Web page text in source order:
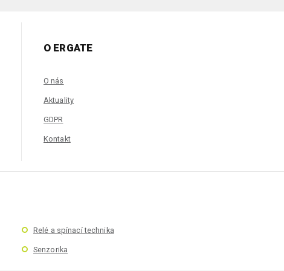
O ERGATE
O nás
Aktuality
GDPR
Kontakt
Relé a spínací technika
Senzorika